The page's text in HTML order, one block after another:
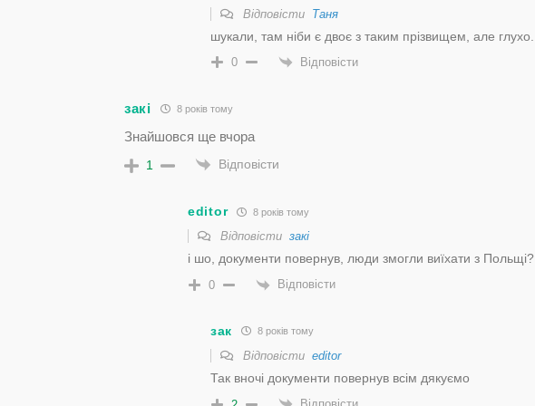
Відповісти Таня
шукали, там ніби є двоє з таким прізвищем, але глухо.
0 Відповісти
закі 8 років тому
Знайшовся ще вчора
1 Відповісти
editor 8 років тому
Відповісти закі
і шо, документи повернув, люди змогли виїхати з Польщі?
0 Відповісти
зак 8 років тому
Відповісти editor
Так вночі документи повернув всім дякуємо